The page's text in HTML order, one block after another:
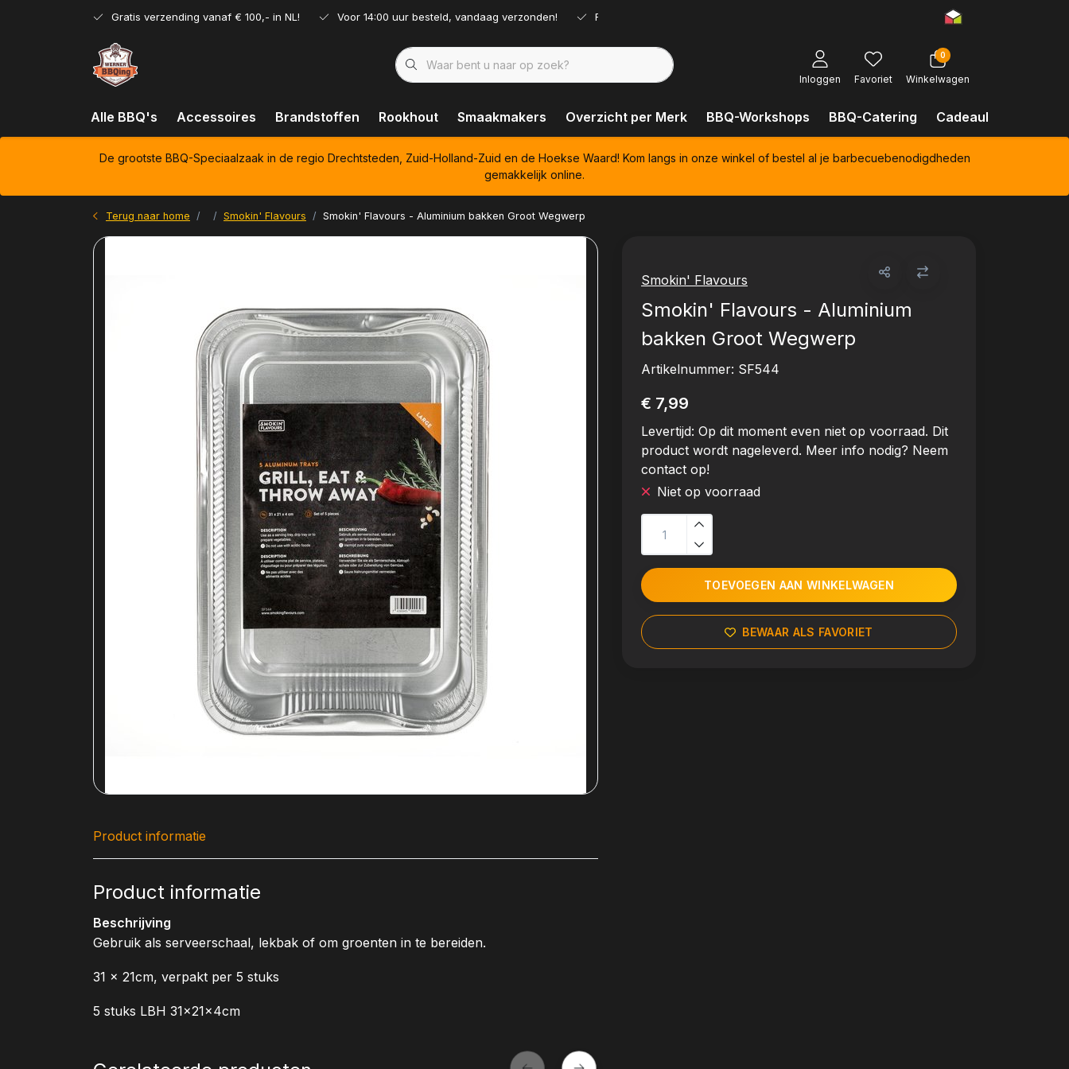
Gratis verzending vanaf € 100,- in NL! Voor 14:00 uur besteld, vandaag verzonden! Ruim assortiment!
Inloggen Favoriet
0
Winkelwagen
Alle BBQ's Accessoires Brandstoffen Rookhout Smaakmakers Overzicht per Merk BBQ-Workshops BBQ-Catering Cadeaubonnen
De grootste BBQ-Speciaalzaak in de regio Drechtsteden, Zuid-Holland-Zuid en de Hoekse Waard! Kom langs in onze winkel of bestel al je barbecuebenodigdheden
gemakkelijk online.
Terug naar home Smokin' Flavours Smokin' Flavours - Aluminium bakken Groot Wegwerp
Smokin' Flavours
Smokin' Flavours - Aluminium
bakken Groot Wegwerp
Artikelnummer: SF544
€ 7,99
Levertijd: Op dit moment even niet op voorraad. Dit
product wordt nageleverd. Meer info nodig? Neem
contact op!
Niet op voorraad
TOEVOEGEN AAN WINKELWAGEN
BEWAAR ALS FAVORIET
Product informatie
Product informatie
Beschrijving
Gebruik als serveerschaal, lekbak of om groenten in te bereiden.
31 x 21cm, verpakt per 5 stuks
5 stuks LBH 31x21x4cm